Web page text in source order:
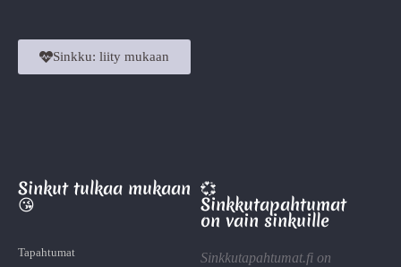
Sinkku: liity mukaan
Sinkut tulkaa mukaan
😘
Tapahtumat
💞
Sinkkutapahtumat
on vain sinkuille
Sinkkutapahtumat.fi on